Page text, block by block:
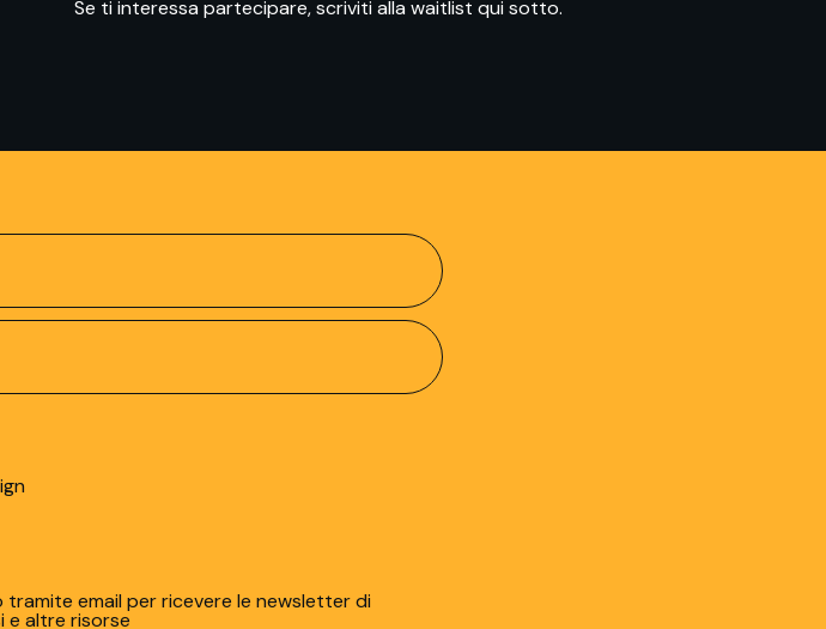
Se ti interessa partecipare, scriviti alla waitlist qui sotto.
email per ricevere le newsletter di
e altre risorse